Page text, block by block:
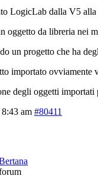
LogicLab dalla V5
oggetto da libreria nei
un progetto che ha
importato ovviamente
degli oggetti
am #80411